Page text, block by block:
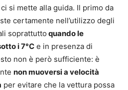
si mette alla guida. Il primo da
certamente nell’utilizzo degli
soprattutto quando le
i 7°C e in presenza di
non è però sufficiente: è
non muoversi a velocità
per evitare che la vettura possa